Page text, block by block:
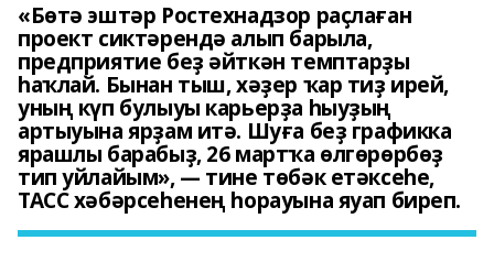
«Бөтә эштәр Ростехнадзор раҫлаған
проект сиктәрендә алып барыла,
предприятие беҙ әйткән темптарҙы
һаҡлай. Бынан тыш, хәҙер ҡар тиҙ ирей,
уның күп булыуы карьерҙа һыуҙың
артыуына ярҙам итә. Шуға беҙ графикка
ярашлы барабыҙ, 26 мартҡа өлгөрөрбөҙ
тип уйлайым», — тине төбәк етәксеһе,
ТАСС хәбәрсеһенең һорауына яуап биреп.